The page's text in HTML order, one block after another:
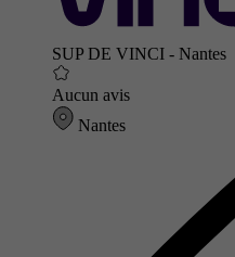
SUP DE VINCI - Nantes
Aucun avis
Nantes